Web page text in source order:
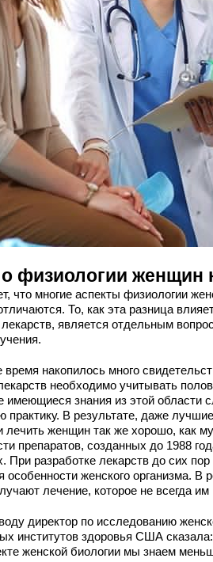
физиологии женщин
что многие аспекты физиологии
То, как эта разница
является отдельным
накопилось много
необходимо учитывать
имеющиеся знания из этой области
практику. В результате, даже
лечить женщин так же хорошо, как
препаратов, созданных до 1988
При разработке лекарств до сих пор
особенности женского организма. В
лечение, которое не всегда им
директор по исследованию
институтов здоровья США
женской биологии мы знаем